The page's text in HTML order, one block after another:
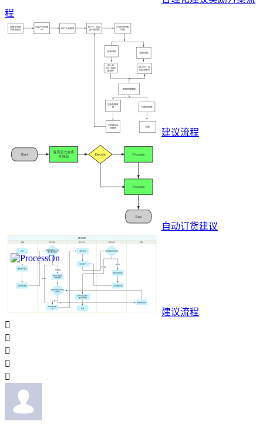
程
建议流程
自动订货建议
建议流程




